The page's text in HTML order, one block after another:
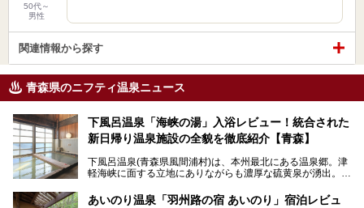
50代～
男性
関連情報から探す
青森県のニフティ温泉ニュース
下風呂温泉「海峡の湯」入浴レビュー！統合された
新日帰り温泉施設の全貌を徹底紹介【青森】
下風呂温泉(青森県風間浦村)は、本州最北にある温泉郷。津
軽海峡に面する立地にありながらも濃厚な硫黄泉が湧出。良
泉ファンが訪れる温泉地です。
あいのり温泉「羽州路の宿 あいのり」宿泊レビュ